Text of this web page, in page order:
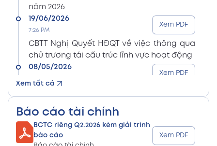
Xem tất cả
năm 2026
19/06/2026
7:26 PM
CBTT Nghị Quyết HĐQT về việc thông qua
chủ trương tái cấu trúc lĩnh vực hoạt động
Xem PDF
08/05/2026
8:15 PM
Xem PDF
8:15 PM
CBTT Điều lệ Công ty sửa đổi bổ sung (Vn)
08/05/2026
Báo cáo tài chính
BCTC riêng Q2.2026 kèm giải trình
báo cáo
Xem PDF